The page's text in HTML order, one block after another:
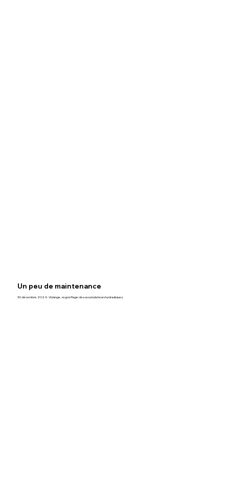
Un peu de maintenance
30 décembre 2024: Vidange, regonflage des accumulateurs hydrauliques.